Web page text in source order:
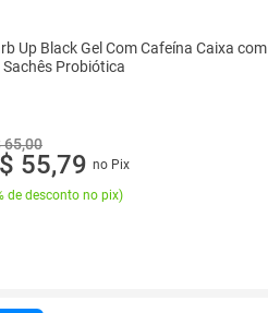
Up Black Gel Com Cafeína Caixa com
Sachês Probiótica
65,00
55,79 no Pix
de desconto no pix)